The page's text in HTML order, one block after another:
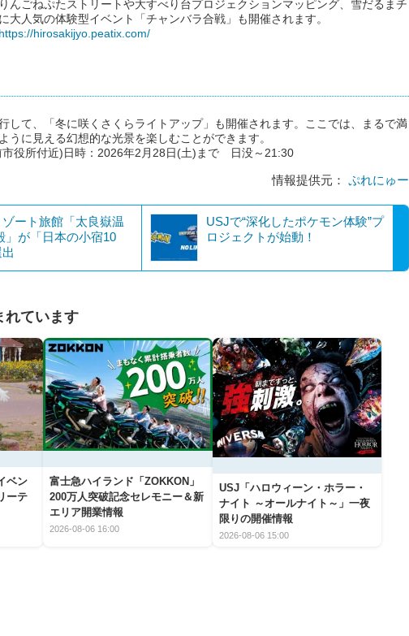
んごねぷたストリートや大すべり台プロジェクションマッピング、雪だるまチ
大人気の体験型イベント「チャンバラ合戦」も開催されます。
https://hirosakijyo.peatix.com/
して、「冬に咲くさくらライトアップ」も開催されます。ここでは、まるで満
うに見える幻想的な光景を楽しむことができます。
市役所付近)日時：2026年2月28日(土)まで 日没～21:30
情報提供元： ぷれにゅー
ート旅館「太良嶽温
」が「日本の小宿10
USJで“深化したポケモン体験”プ
ロジェクトが始動！
れています
ベン
ーテ
富士急ハイランド「ZOKKON」
200万人突破記念セレモニー＆新
エリア開業情報
2026-08-06 16:00
USJ「ハロウィーン・ホラー・
ナイト ～オールナイト～」一夜
限りの開催情報
2026-08-06 15:00